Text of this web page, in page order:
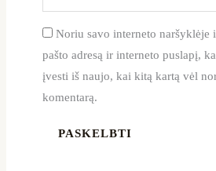
Noriu savo interneto naršyklėje
pašto adresą ir interneto puslapį,
įvesti iš naujo, kai kitą kartą vėl
komentarą.